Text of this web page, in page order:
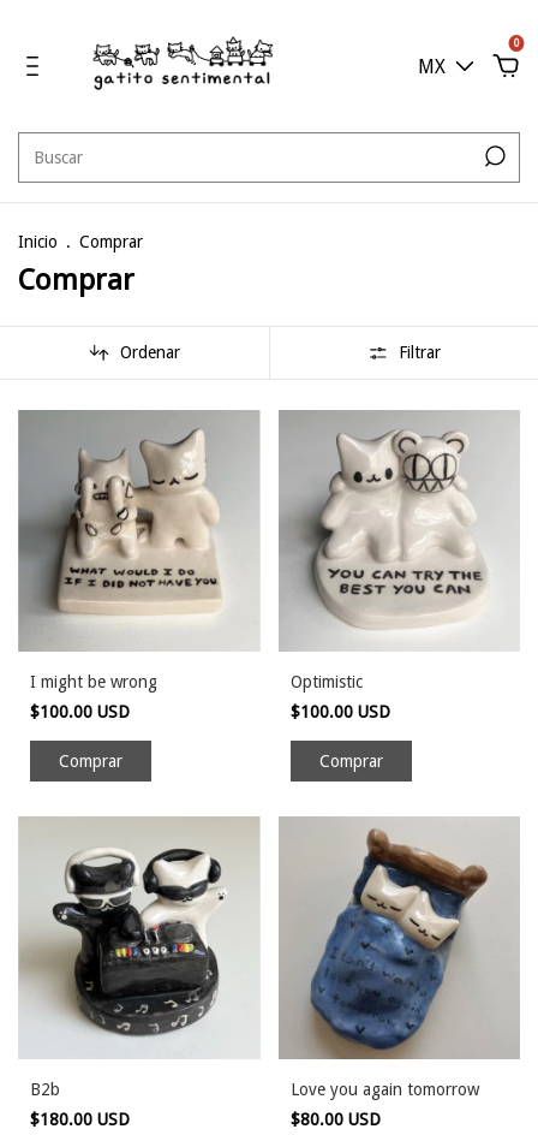
MX
0
Inicio . Comprar
Comprar
Ordenar Filtrar
I might be wrong
$100.00 USD
Optimistic
$100.00 USD
B2b
$180.00 USD
Love you again tomorrow
$80.00 USD